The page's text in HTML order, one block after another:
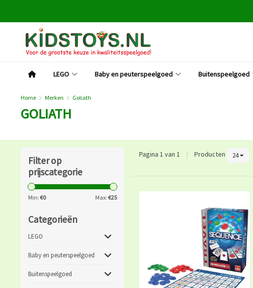
LEGO Baby en peuterspeelgoed Buitenspeelgoed
Home Merken Goliath
GOLIATH
Filter op
prijscategorie
Min: €0 Max: €25
Categorieën
LEGO
Baby en peuterspeelgoed
Buitenspeelgoed
Pagina 1 van 1 | Producten 24